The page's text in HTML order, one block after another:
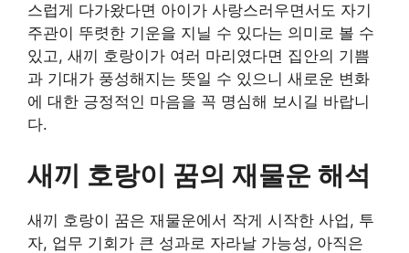
스럽게 다가왔다면 아이가 사랑스러우면서도 자기
주관이 뚜렷한 기운을 지닐 수 있다는 의미로 볼 수
있고, 새끼 호랑이가 여러 마리였다면 집안의 기쁨
과 기대가 풍성해지는 뜻일 수 있으니 새로운 변화
에 대한 긍정적인 마음을 꼭 명심해 보시길 바랍니
다.
새끼 호랑이 꿈의 재물운 해석
새끼 호랑이 꿈은 재물운에서 작게 시작한 사업, 투
자, 업무 기회가 큰 성과로 자라날 가능성, 아직은